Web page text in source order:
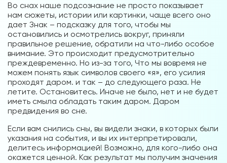
Во снах наше подсознание не просто показывает
нам сюжеты, истории или картинки, чаще всего оно
дает Знак – подсказку для того, чтобы мы
остановились и осмотрелись вокруг, приняли
правильное решение, обратили на что-либо особое
внимание. Это происходит предусмотрительно
преждевременно. Но из-за того, Что мы вовремя не
можем понять язык символов своего «я», его усилия
проходят даром. и так – до следующего раза. Не
летите. Остановитесь. Иначе не было, нет и не будет
иметь смыла обладать таким даром. Даром
предвидения во сне.
Если вам снились сны, вы видели знаки, в которых были
указания на события, и вы их интерпретировали,
делитесь информацией! Возможно, для кого-либо она
окажется ценной. Как результат мы получим значения